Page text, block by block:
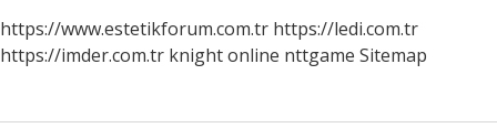
https://www.estetikforum.com.tr https://ledi.com.tr
https://imder.com.tr knight online nttgame Sitemap